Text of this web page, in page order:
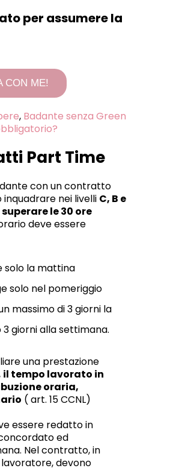
per assumere la
CON ME!
, Badante senza Green
Part Time
con un contratto
nei livelli C, B e
le 30 ore
deve essere
solo la mattina
solo nel pomeriggio
massimo di 3 giorni la
giorni alla settimana.
una prestazione
il tempo lavorato in
oraria,
( art. 15 CCNL)
essere redatto in
ed
Nel contratto, in
devono